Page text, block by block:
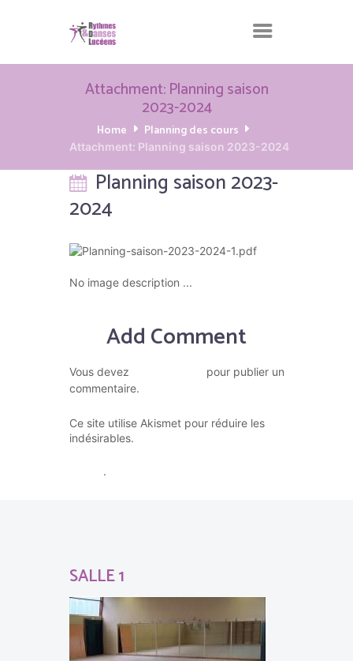
Attachment: Planning saison
2023-2024
Home Planning des cours
Attachment: Planning saison 2023-2024
Planning saison 2023-
2024
No image description ...
Add Comment
Vous devez
pour publier un
commentaire.
Ce site utilise Akismet pour réduire les
indésirables.
.
SALLE 1